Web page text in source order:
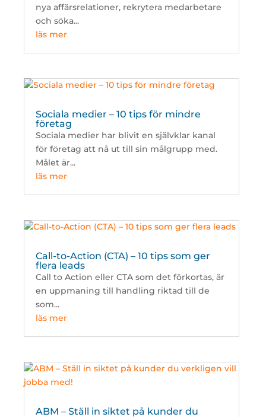
nya affärsrelationer, rekrytera medarbetare
och söka...
läs mer
Sociala medier – 10 tips för mindre
företag
Sociala medier har blivit en självklar kanal
för företag att nå ut till sin målgrupp med.
Målet är...
läs mer
Call-to-Action (CTA) – 10 tips som ger
flera leads
Call to Action eller CTA som det förkortas, är
en uppmaning till handling riktad till de
som...
läs mer
ABM – Ställ in siktet på kunder du